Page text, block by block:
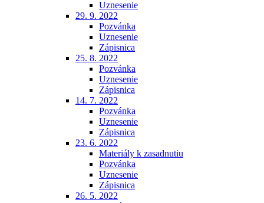
Uznesenie
29. 9. 2022
Pozvánka
Uznesenie
Zápisnica
25. 8. 2022
Pozvánka
Uznesenie
Zápisnica
14. 7. 2022
Pozvánka
Uznesenie
Zápisnica
23. 6. 2022
Materiály k zasadnutiu
Pozvánka
Uznesenie
Zápisnica
26. 5. 2022